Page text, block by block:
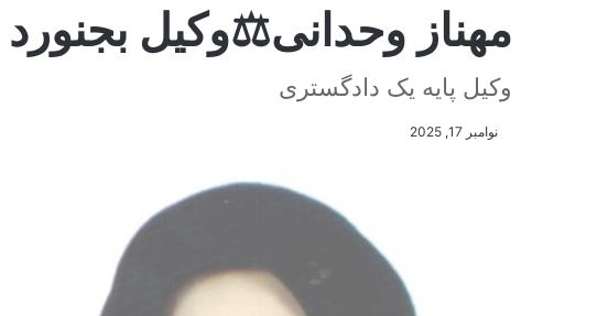
مهناز وحدانی⚖️وکیل بجنورد
وکیل پایه یک دادگستری
نوامبر 17, 2025